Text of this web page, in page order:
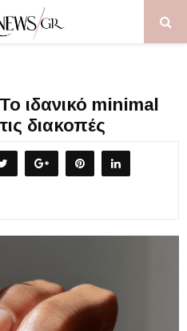
ιδανικό minimal
διακοπές